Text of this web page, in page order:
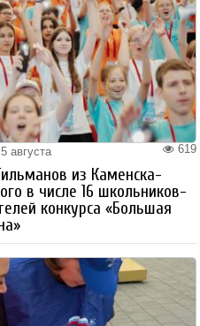
619
августа
из Каменска-
в числе 16 школьников-
конкурса «Большая